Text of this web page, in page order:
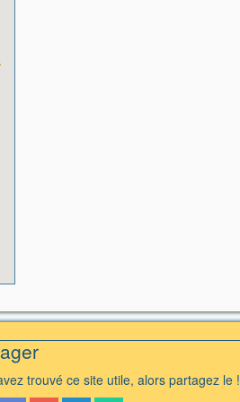
trouvé ce site utile, alors partagez le !